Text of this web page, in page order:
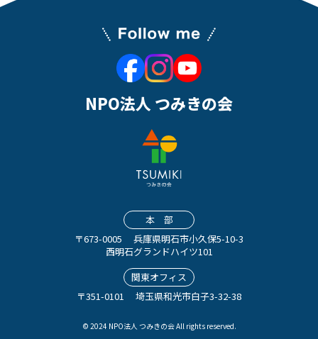
NPO法人 つみきの会
本 部
〒673-0005
兵庫県明石市小久保5-10-3
西明石グランドハイツ101
関東オフィス
〒351-0101
埼玉県和光市白子3-32-38
© 2024 NPO法人 つみきの会 All rights reserved.